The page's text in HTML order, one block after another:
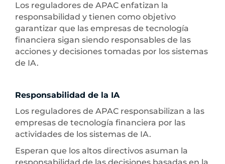
Los reguladores de APAC enfatizan la
responsabilidad y tienen como objetivo
garantizar que las empresas de tecnología
financiera sigan siendo responsables de las
acciones y decisiones tomadas por los sistemas
de IA.
Responsabilidad de la IA
Los reguladores de APAC responsabilizan a las
empresas de tecnología financiera por las
actividades de los sistemas de IA.
Esperan que los altos directivos asuman la